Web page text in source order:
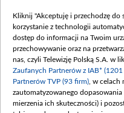
Procedura
Kliknij "Akceptuję i przechodzę do
korzystanie z technologii
dostęp do informacji na Twoim
przechowywanie oraz na
nas, czyli Telewizję Polską S.A. w
Zaufanych Partnerów z IAB*
Partnerów TVP (93 firm) , w
zautomatyzowanego
mierzenia ich skuteczności) i